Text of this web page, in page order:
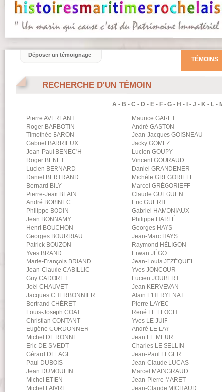
RECHERCHE D'UN TÉMOIN
A - B - C - D - E - F - G - H - - J - K - L -
Pierre AVERLANT Maurice GARET
Roger BARBOTIN André GASTON
Timothée BARON Jean-Jacques GOISNEAU
Gabriel
BARRIEUX Jacky GOMEZ
Jean-Paul
BENEC'H Lucien GOUPY
Roger BENET VincentGOURAUD
Lucien BERNARD Daniel GRANDENER
Daniel
BERTRAND Michèle GREGORIEFF
Bernard BILY Marcel GRÉGORIEFF
Pierre-Jean BLAIN Claude GUEGUEN
André BOBINEC Eric GUERIT
Philippe BODIN Gabriel
HAMONIAUX
Jean BONNAMY Philippe HARLÉ
Henri BOUCHON Georges HAYS
Georges BOURRIAU Jean-Marc HAYS
Patrick BOUZON Raymond HÉLIGON
Yves BRAND Erwan JÉGO
Marie-François BRIAND Jean-Louis JEZÉQUEL
Jean-Claude CABILLIC Yves JONCOUR
Guy CADORET Lucien JOUBERT
Joël CHAUVET Jean KERVEVAN
Jacques CHERBONNIER Alain L'HERYENAT
Bertrand CHÉRET Pierre LAYEC
Louis-Joseph COAT René LE FLOCH
Christian CONTANT Yves LE JUIF
Eugène CORDONNER André LE LAY
Michel
DE RONNE Jean LE MEUR
Eric DE SMEDT Charles LE SELLIN
Gérard DELAGE Jean-Paul
LÉGER
Paul
DUBOIS Jean-Claude LUCAS
Jean DUMOULIN Marcel
MAINGRAUD
Michel
ETIEN Jean-Pierre MARET
Michel
FAIVRE Jean-Claude MICHAUD
TÉMOINS
Déposer un témoignage